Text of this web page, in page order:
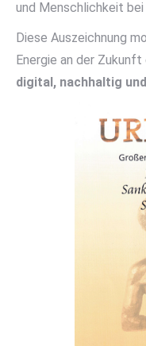
und Menschlichkeit bei
Diese Auszeichnung
Energie an der
digital, nachhaltig